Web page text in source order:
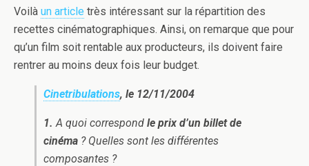
Voilà un article très intéressant sur la répartition des
recettes cinématographiques. Ainsi, on remarque que pour
qu’un film soit rentable aux producteurs, ils doivent faire
rentrer au moins deux fois leur budget.
Cinetribulations, le 12/11/2004
1. A quoi correspond le prix d’un billet de
cinéma ? Quelles sont les différentes
composantes ?